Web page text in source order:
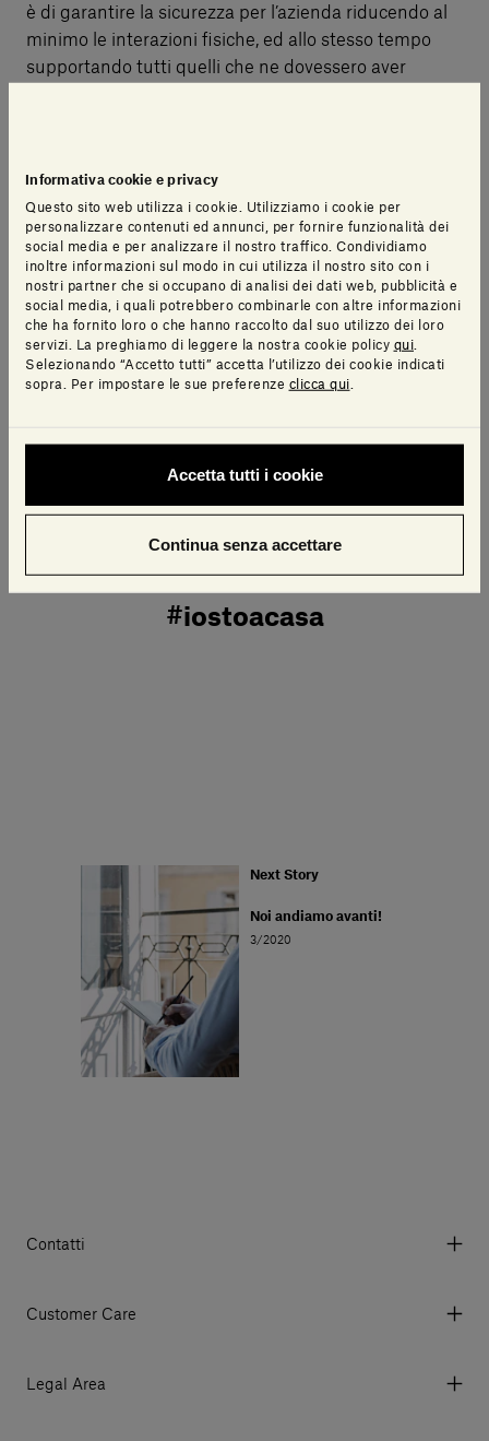
Informativa cookie e privacy
Questo sito web utilizza i cookie. Utilizziamo i cookie per
personalizzare contenuti ed annunci, per fornire funzionalità dei
social media e per analizzare il nostro traffico. Condividiamo
inoltre informazioni sul modo in cui utilizza il nostro sito con i
nostri partner che si occupano di analisi dei dati web, pubblicità e
social media, i quali potrebbero combinarle con altre informazioni
che ha fornito loro o che hanno raccolto dal suo utilizzo dei loro
servizi. La preghiamo di leggere la nostra cookie policy qui
Selezionando “Accetto tutti” accetta l’utilizzo dei cookie indicati
sopra. Per impostare le sue preferenze clicca qui
Accetta tutti i cookie
Continua senza accettare
#iostoacasa
è di garantire la sicurezza per l’azienda riducendo al
minimo le interazioni fisiche, ed allo stesso tempo
supportando tutti quelli che ne dovessero aver
e non creare nessun problema bloccante.
Per quanto riguarda i nostri showroom di Londra e
Milano, abbiamo deciso di chiuderli fino ad un
miglioramento della situazione, anche in questo caso
comunque tutto il personale è operativo in smart
working.
Tutto il nostro team è quindi a vostra completa
supporto o informazioni.
Next Story
Noi andiamo avanti!
3/2020
Contatti
© 2026 Salvatori
Customer Care
I miei ordini
Legal Area